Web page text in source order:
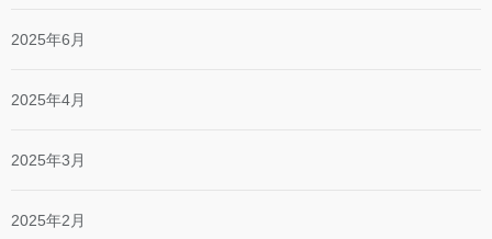
2025年6月
2025年4月
2025年3月
2025年2月